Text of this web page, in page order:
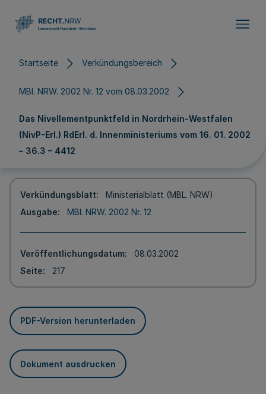
Startseite Verkündungsbereich
MBl. NRW. 2002 Nr. 12 vom 08.03.2002
Das Nivellementpunktfeld in Nordrhein-Westfalen
(NivP-Erl.) RdErl. d. Innenministeriums vom 16. 01. 2002
– 36.3 – 4412
Verkündungsblatt
Ministerialblatt (MBL. NRW)
Ausgabe
MBl. NRW. 2002 Nr. 12
Veröffentlichungsdatum
08.03.2002
Seite
217
PDF-Version herunterladen
Dokument ausdrucken